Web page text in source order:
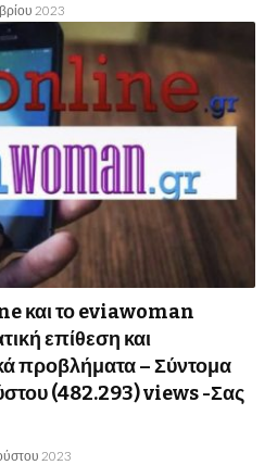
2023
και το eviawoman
επίθεση και
προβλήματα – Σύντομα
(482.293) views -Σας
2023